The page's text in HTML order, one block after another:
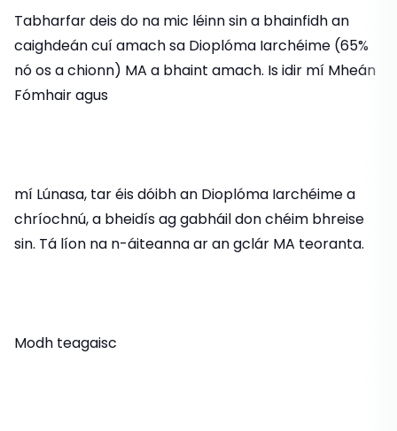
Tabharfar deis do na mic léinn sin a bhainfidh an
caighdeán cuí amach sa Dioplóma Iarchéime (65%
nó os a chionn) MA a bhaint amach. Is idir mí Mheán
Fómhair agus
mí Lúnasa, tar éis dóibh an Dioplóma Iarchéime a
chríochnú, a bheidís ag gabháil don chéim bhreise
sin. Tá líon na n-áiteanna ar an gclár MA teoranta.
Modh teagaisc